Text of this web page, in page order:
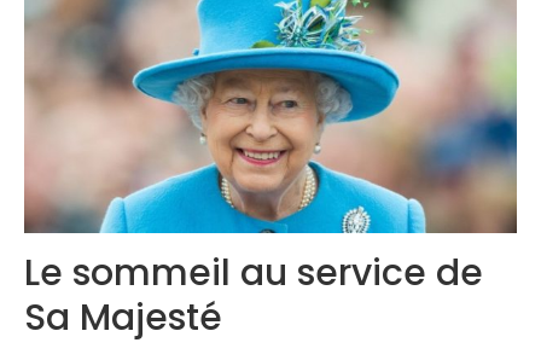
Congrès 2018
Congrès 2019
Congrès 2020
Le sommeil au service de
Sa Majesté